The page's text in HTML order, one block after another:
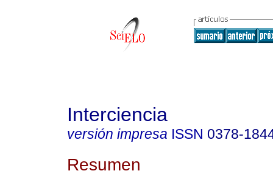
Interciencia
versión impresa ISSN 0378-
Resumen